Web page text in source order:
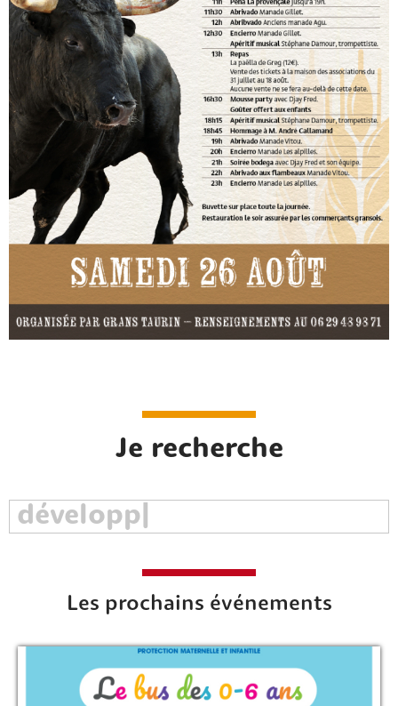
Rechercher sur le site
Je recherche
Les prochains événements